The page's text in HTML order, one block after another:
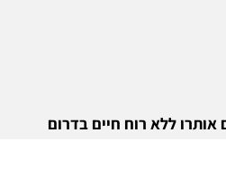
ללא רוח חיים בדרום